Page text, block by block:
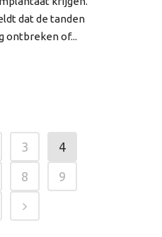
dat de tanden
ontbreken of...
3 4
8 9